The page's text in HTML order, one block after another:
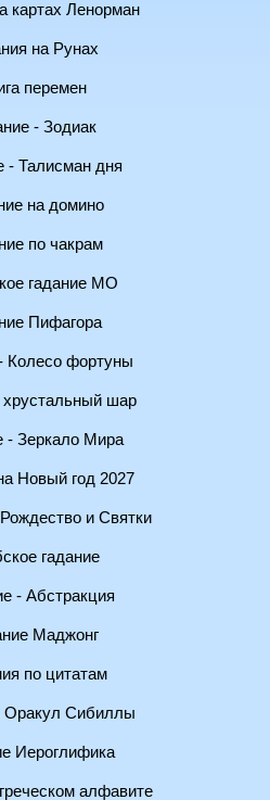
картах Ленорман
на Рунах
перемен
- Зодиак
- Талисман дня
на домино
по чакрам
гадание МО
Пифагора
Колесо фортуны
хрустальный шар
- Зеркало Мира
Новый год 2027
и Святки
гадание
- Абстракция
Маджонг
по цитатам
Оракул Сибиллы
Иероглифика
алфавите